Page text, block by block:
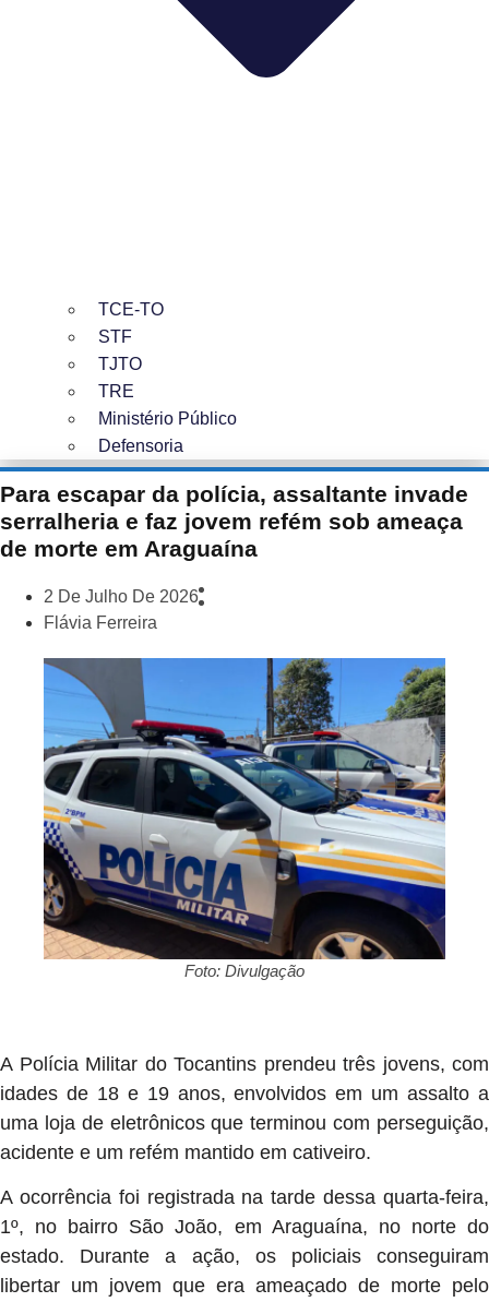
TCE-TO
STF
TJTO
TRE
Ministério Público
Defensoria
Para escapar da polícia, assaltante invade
serralheria e faz jovem refém sob ameaça
de morte em Araguaína
2 De Julho De 2026
Flávia Ferreira
Foto: Divulgação
A Polícia Militar do Tocantins prendeu três jovens, com
idades de 18 e 19 anos, envolvidos em um assalto a
uma loja de eletrônicos que terminou com perseguição,
acidente e um refém mantido em cativeiro.
A ocorrência foi registrada na tarde dessa quarta-feira,
1º, no bairro São João, em Araguaína, no norte do
estado. Durante a ação, os policiais conseguiram
libertar um jovem que era ameaçado de morte pelo